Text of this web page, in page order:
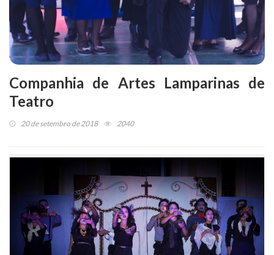
Companhia de Artes Lamparinas de
Teatro
20 de setembro de 2018 2040